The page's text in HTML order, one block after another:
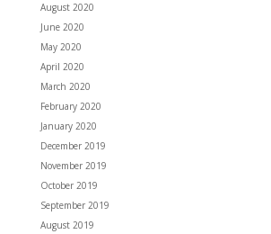
August 2020
June 2020
May 2020
April 2020
March 2020
February 2020
January 2020
December 2019
November 2019
October 2019
September 2019
August 2019